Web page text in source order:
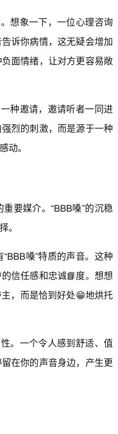
想象一下，一位心理咨询
诉你病情，这无疑会增加
面情绪，让对方更容易敞
种邀请，邀请听者一同进
烈的刺激，而是源于一种
动。
要媒介。“BBB嗓”的沉稳
。
嗓”特质的声音。这种
信任感和忠诚📘度。想想
，而是恰到好处😁地烘托
。一个令人感到舒适、值
在你的声音身边，产生更